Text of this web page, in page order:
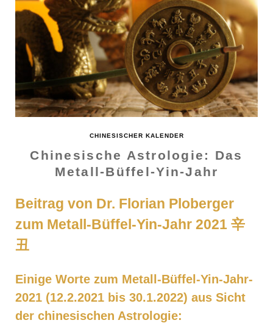
CHINESISCHER KALENDER
Chinesische Astrologie: Das
Metall-Büffel-Yin-Jahr
Beitrag von Dr. Florian Ploberger
zum Metall-Büffel-Yin-Jahr 2021 辛
丑
Einige Worte zum Metall-Büffel-Yin-Jahr-
2021 (12.2.2021 bis 30.1.2022) aus Sicht
der chinesischen Astrologie: